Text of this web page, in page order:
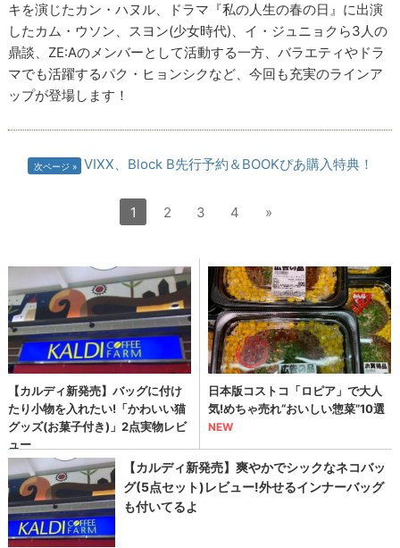
キを演じたカン・ハヌル、ドラマ『私の人生の春の日』に出演
したカム・ウソン、スヨン(少女時代)、イ・ジュニョクら3人の
鼎談、ZE:Aのメンバーとして活動する一方、バラエティやドラ
マでも活躍するパク・ヒョンシクなど、今回も充実のラインア
ップが登場します！
次ページ VIXX、Block B先行予約＆BOOKぴあ購入特典！
1 2 3 4 »